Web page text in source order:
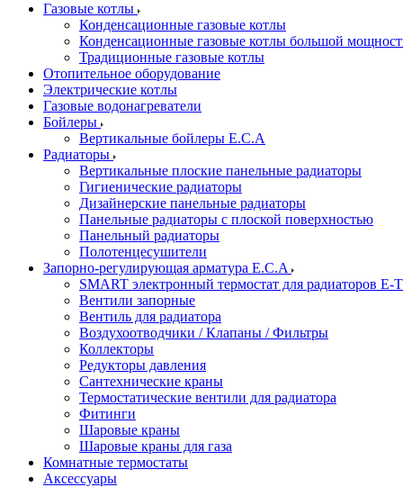
Газовые котлы
Конденсационные газовые котлы
Конденсационные газовые котлы большой
Традиционные газовые котлы
Отопительное оборудование
Электрические котлы
Газовые водонагреватели
Бойлеры
Вертикальные бойлеры E.C.A
Радиаторы
Вертикальные плоские панельные радиаторы
Гигиенические радиаторы
Дизайнерские панельные радиаторы
Панельные радиаторы с плоской поверхностью
Панельный радиаторы
Полотенцесушители
Запорно-регулирующая арматура E.C.A
SMART электронный термостат для радиаторов E-
Вентили запорные
Вентиль для радиатора
Воздухоотводчики / Клапаны / Фильтры
Коллекторы
Редукторы давления
Сантехнические краны
Термостатические вентили для радиатора
Фитинги
Шаровые краны
Шаровые краны для газа
Комнатные термостаты
Аксессуары